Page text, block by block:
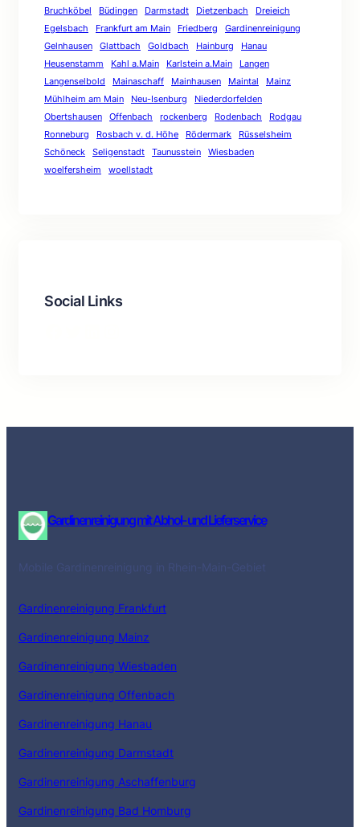
Bruchköbel
Büdingen Darmstadt Dietzenbach
Dreieich
Egelsbach
Frankfurt am Main Friedberg
Gardinenreinigung
Gelnhausen
Glattbach Goldbach Hainburg
Hanau
Heusenstamm
Kahl a.Main Karlstein a.Main
Langen
Langenselbold
Mainaschaff Mainhausen Maintal
Mainz
Mühlheim am Main
Neu-Isenburg
Niederdorfelden
Obertshausen
Offenbach rockenberg Rodenbach
Rodgau
Ronneburg
Rosbach v. d. Höhe Rödermark
Rüsselsheim
Schöneck
Seligenstadt Taunusstein
Wiesbaden
woelfersheim
woellstadt
Social Links
Gardinenreinigung mit Abhol- und Lieferservice
Mobile Gardinenreinigung in Rhein-Main-Gebiet
Gardinenreinigung Frankfurt
Gardinenreinigung Mainz
Gardinenreinigung Wiesbaden
Gardinenreinigung Offenbach
Gardinenreinigung Hanau
Gardinenreinigung Darmstadt
Gardinenreinigung Aschaffenburg
Gardinenreinigung Bad Homburg